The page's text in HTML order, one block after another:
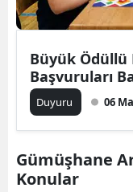
Büyük Ödüllü
Başvuruları
Duyuru 06
Gümüşhane
Konular